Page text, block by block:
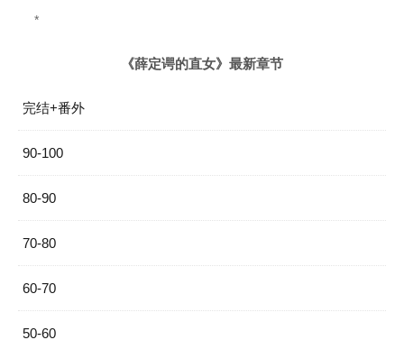
*
《薛定谔的直女》最新章节
完结+番外
90-100
80-90
70-80
60-70
50-60